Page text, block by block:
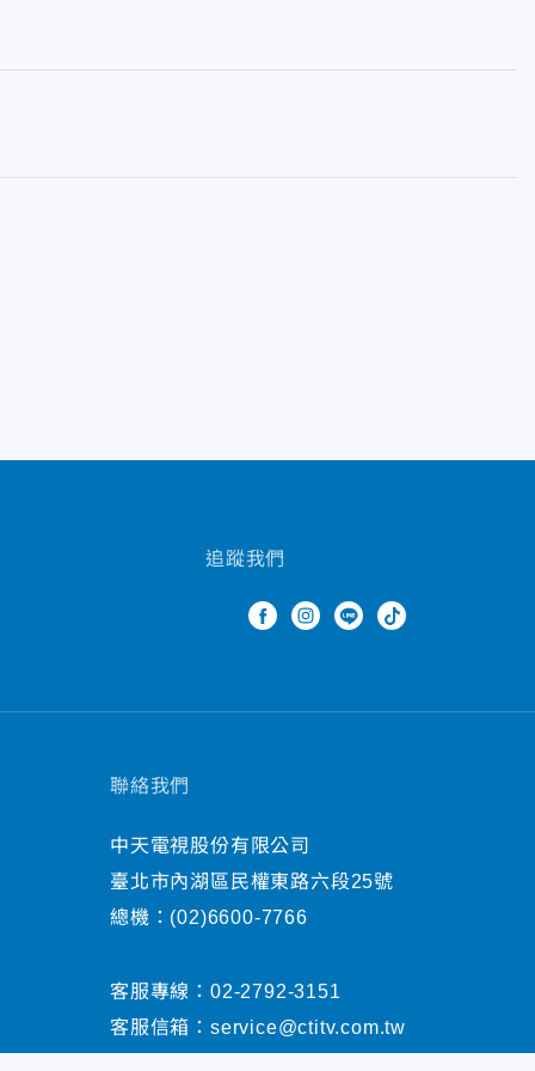
追蹤我們
聯絡我們
中天電視股份有限公司
臺北市內湖區民權東路六段25號
總機： (02)6600-7766
客服專線： 02-2792-3151
客服信箱： service@ctitv.com.tw